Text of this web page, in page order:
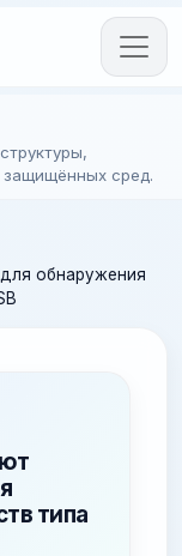
защищённых сред.
обнаружения
типа